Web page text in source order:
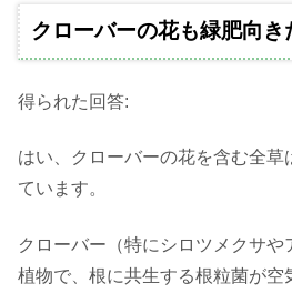
クローバーの花も緑肥向き
得られた回答:
はい、クローバーの花を含む全草
ています。
クローバー（特にシロツメクサ
植物で、根に共生する根粒菌が空